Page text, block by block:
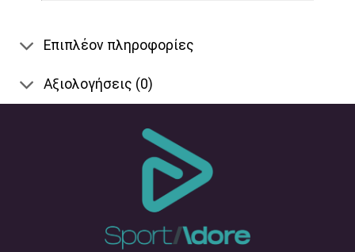
Επιπλέον πληροφορίες
Αξιολογήσεις (0)